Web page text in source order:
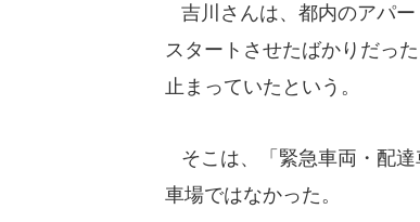
吉川さんは、都内のアパ
スタートさせたばかりだっ
止まっていたという。
そこは、「緊急車両・配
車場ではなかった。